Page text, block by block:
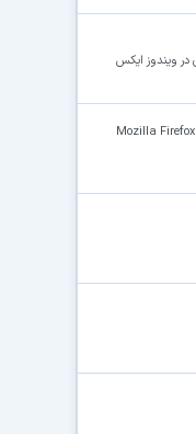
در ویندوز ایکس
Mozilla